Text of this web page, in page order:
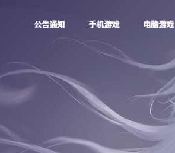
公告通知 手机游戏 电脑游戏